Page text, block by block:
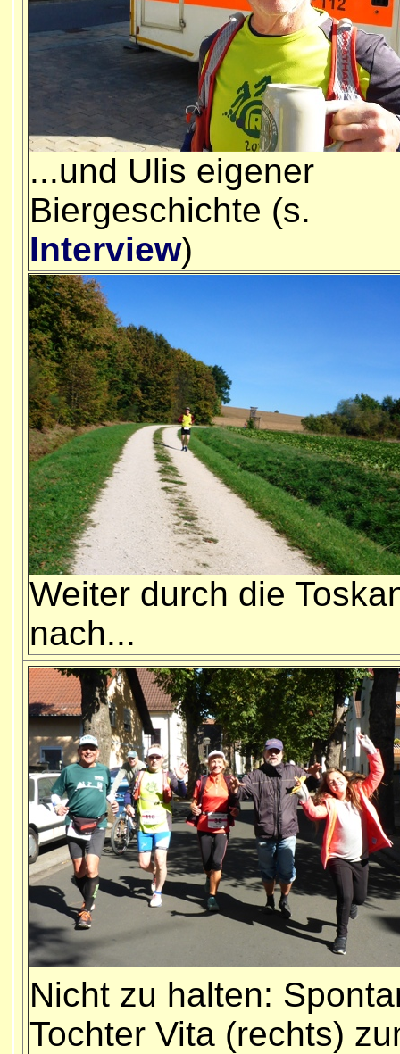
...und Ulis eigener
Biergeschichte (s.
Interview)
Weiter durch die
nach...
Nicht zu halten:
Tochter Vita (rechts)